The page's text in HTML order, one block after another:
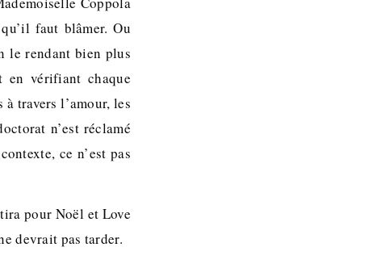
faut blâmer. Ou
le rendant bien plus
en vérifiant chaque
travers l’amour, les
n’est réclamé
ce n’est pas
pour Noël et Love
devrait pas tarder.